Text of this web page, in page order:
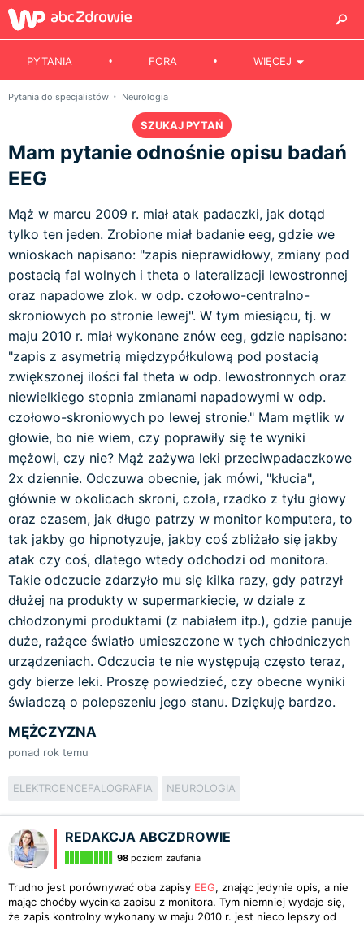
PYTANIA FORA WIĘCEJ
Pytania do specjalistów Neurologia
SZUKAJ PYTAŃ
Mam pytanie odnośnie opisu badań
EEG
Mąż w marcu 2009 r. miał atak padaczki, jak dotąd
tylko ten jeden. Zrobione miał badanie eeg, gdzie we
wnioskach napisano: "zapis nieprawidłowy, zmiany pod
postacią fal wolnych i theta o lateralizacji lewostronnej
oraz napadowe zlok. w odp. czołowo-centralno-
skroniowych po stronie lewej". W tym miesiącu, tj. w
maju 2010 r. miał wykonane znów eeg, gdzie napisano:
"zapis z asymetrią międzypółkulową pod postacią
zwiększonej ilości fal theta w odp. lewostronnych oraz
niewielkiego stopnia zmianami napadowymi w odp.
czołowo-skroniowych po lewej stronie." Mam mętlik w
głowie, bo nie wiem, czy poprawiły się te wyniki
mężowi, czy nie? Mąż zażywa leki przeciwpadaczkowe
2x dziennie. Odczuwa obecnie, jak mówi, "kłucia",
głównie w okolicach skroni, czoła, rzadko z tyłu głowy
oraz czasem, jak długo patrzy w monitor komputera, to
tak jakby go hipnotyzuje, jakby coś zbliżało się jakby
atak czy coś, dlatego wtedy odchodzi od monitora.
Takie odczucie zdarzyło mu się kilka razy, gdy patrzył
dłużej na produkty w supermarkiecie, w dziale z
chłodzonymi produktami (z nabiałem itp.), gdzie panuje
duże, rażące światło umieszczone w tych chłodniczych
urządzeniach. Odczucia te nie występują często teraz,
gdy bierze leki. Proszę powiedzieć, czy obecne wyniki
świadczą o polepszeniu jego stanu. Dziękuję bardzo.
MĘŻCZYZNA
ponad rok temu
ELEKTROENCEFALOGRAFIA NEUROLOGIA
REDAKCJA ABCZDROWIE
98 poziom zaufania
Trudno jest porównywać oba zapisy EEG, znając jedynie opis, a nie
mając choćby wycinka zapisu z monitora. Tym niemniej wydaje się,
że zapis kontrolny wykonany w maju 2010 r. jest nieco lepszy od